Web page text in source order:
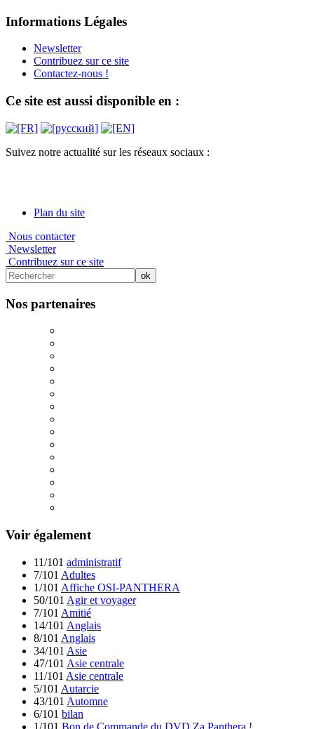
Informations Légales
Newsletter
Contribuez sur ce site
Contactez-nous !
Ce site est aussi disponible en :
Suivez notre actualité sur les réseaux sociaux :
Plan du site
Nous contacter
Newsletter
Contribuez sur ce site
Nos partenaires
Voir également
11/101 administratif
7/101 Adultes
1/101 Affiche OSI-PANTHERA
50/101 Agir et voyager
7/101 Amitié
14/101 Anglais
8/101 Anglais
34/101 Asie
47/101 Asie centrale
11/101 Asie centrale
5/101 Autarcie
43/101 Automne
6/101 bilan
1/101 Bon de Commande du DVD Za Panthera !